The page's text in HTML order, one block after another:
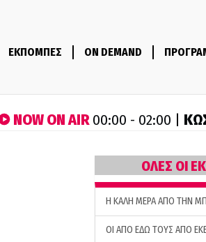
ΕΚΠΟΜΠΕΣ ON DEMAND
NOW ON AIR00:00 - 02:00 |
ΟΛΕΣ ΟΙ
H ΚΑΛΗ ΜΕΡΑ ΑΠΟ ΤΗΝ
ΟΙ ΑΠΟ ΕΔΩ ΤΟΥΣ ΑΠΟ